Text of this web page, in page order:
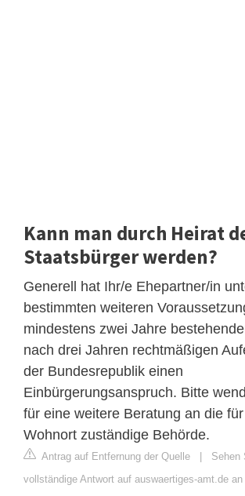
Kann man durch Heirat
Staatsbürger werden?
Generell hat Ihr/e Ehepartner/in
bestimmten weiteren
mindestens zwei Jahre
nach drei Jahren rechtmäßigen
der Bundesrepublik einen
Einbürgerungsanspruch. Bitte
für eine weitere Beratung an die
Wohnort zuständige Behörde.
Antrag auf Entfernung der Quelle | Sehen
vollständige Antwort auf auswaertiges-amt.de an